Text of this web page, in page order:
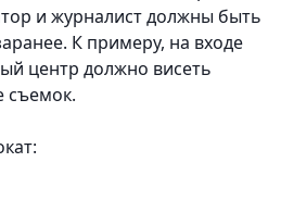
и журналист должны быть
К примеру, на входе
центр должно висеть
съемок.